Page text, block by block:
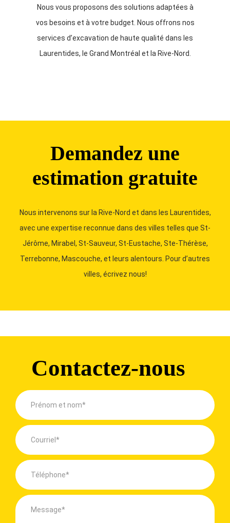
Nous vous proposons des solutions adaptées à
vos besoins et à votre budget. Nous offrons nos
services d’excavation de haute qualité dans les
Laurentides, le Grand Montréal et la Rive-Nord.
Demandez une
estimation gratuite
Nous intervenons sur la Rive-Nord et dans les Laurentides,
avec une expertise reconnue dans des villes telles que St-
Jérôme, Mirabel, St-Sauveur, St-Eustache, Ste-Thérèse,
Terrebonne, Mascouche, et leurs alentours. Pour d’autres
villes, écrivez nous!
Contactez-nous